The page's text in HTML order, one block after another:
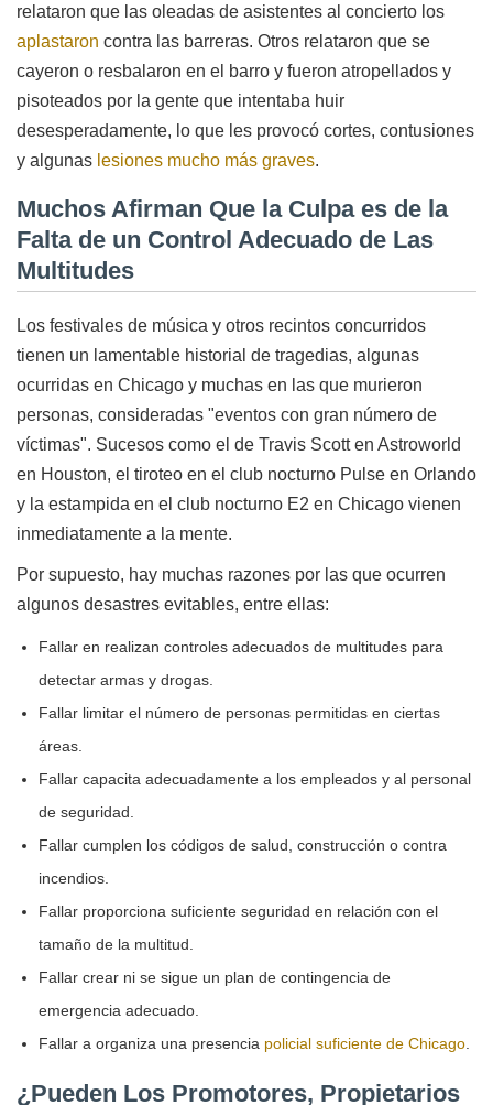
relataron que las oleadas de asistentes al concierto los
aplastaron contra las barreras. Otros relataron que se
cayeron o resbalaron en el barro y fueron atropellados y
pisoteados por la gente que intentaba huir
desesperadamente, lo que les provocó cortes, contusiones
y algunas lesiones mucho más graves.
Muchos Afirman Que la Culpa es de la
Falta de un Control Adecuado de Las
Multitudes
Los festivales de música y otros recintos concurridos
tienen un lamentable historial de tragedias, algunas
ocurridas en Chicago y muchas en las que murieron
personas, consideradas "eventos con gran número de
víctimas". Sucesos como el de Travis Scott en Astroworld
en Houston, el tiroteo en el club nocturno Pulse en Orlando
y la estampida en el club nocturno E2 en Chicago vienen
inmediatamente a la mente.
Por supuesto, hay muchas razones por las que ocurren
algunos desastres evitables, entre ellas:
Fallar en realizan controles adecuados de multitudes para
detectar armas y drogas.
Fallar limitar el número de personas permitidas en ciertas
áreas.
Fallar capacita adecuadamente a los empleados y al personal
de seguridad.
Fallar cumplen los códigos de salud, construcción o contra
incendios.
Fallar proporciona suficiente seguridad en relación con el
tamaño de la multitud.
Fallar crear ni se sigue un plan de contingencia de
emergencia adecuado.
Fallar a organiza una presencia policial suficiente de Chicago
¿Pueden Los Promotores, Propietarios